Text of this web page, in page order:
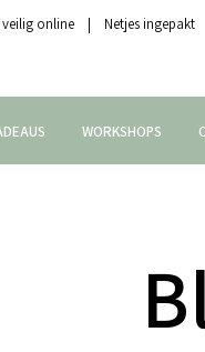
veilig online | Netjes ingepakt
WORKSHOPS